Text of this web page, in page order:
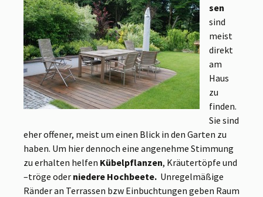
sen
sind
meist
direkt
am
Haus
zu
finden.
Sie sind
eher offener, meist um einen Blick in den Garten zu
haben. Um hier dennoch eine angenehme Stimmung
zu erhalten helfen Kübelpflanzen, Kräutertöpfe und
–tröge oder niedere Hochbeete. Unregelmäßige
Ränder an Terrassen bzw Einbuchtungen geben Raum